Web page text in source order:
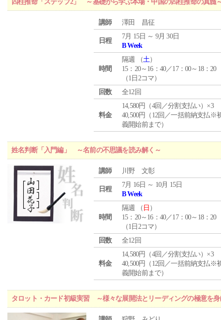
四柱推命「ステップ2」 ～基礎から学ぶ本場・中国の四柱推命の真髄
講師 澤田 昌征
日程
7月 15日 ～ 9月 30日
B Week
時間
隔週 （土）
15：20～16：40／17：00～18：20
（1日2コマ）
回数
全12回
料金
14,580円（4回／分割支払い）×3
40,500円（12回／一括前納支払※
義開始前まで）
姓名判断「入門編」 ～名前の不思議を読み解く～
講師 川野 文彰
日程
7月 16日 ～ 10月 15日
B Week
時間
隔週 （ 日 ）
15：20～16：40／17：00～18：20
（1日2コマ）
回数
全12回
料金
14,580円（4回／分割支払い）×3
40,500円（12回／一括前納支払※
義開始前まで）
タロット・カード初級実習 ～様々な展開法とリーディングの極意を身